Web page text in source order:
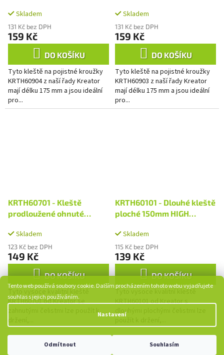
Tento web používá soubory cookie. Dalším procházením tohoto webu vyjadřujete
souhlas s jejich používáním.
Nastavení
Odmítnout Souhlasím
Skladem
131 Kč bez DPH
159 Kč
DO KOŠÍKU
Tyto kleště na pojistné kroužky
KRTH60904 z naší řady Kreator
mají délku 175 mm a jsou ideální
pro...
Skladem
131 Kč bez DPH
159 Kč
DO KOŠÍKU
Tyto kleště na pojistné kroužky
KRTH60903 z naší řady Kreator
mají délku 175 mm a jsou ideální
pro...
KRTH60701 - Kleště
prodloužené ohnuté
Skladem
123 Kč bez DPH
149 Kč
DO KOŠÍKU
Tyto vysoce kvalitní kleště
KRTH60701 od Kreator se
zahnutými čelistmi lze použít k
KRTH60101 - Dlouhé kleště
ploché 150mm HIGH
Skladem
115 Kč bez DPH
139 Kč
DO KOŠÍKU
Tyto vysoce kvalitní kleště
KRTH60101 od Kreator s
dlouhými plochými čelistmi lze